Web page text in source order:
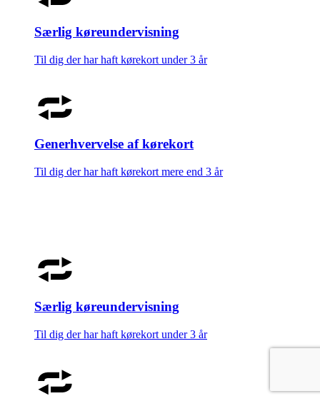
Særlig køreundervisning
Til dig der har haft kørekort under 3 år
Generhvervelse af kørekort
Til dig der har haft kørekort mere end 3 år
Særlig køreundervisning
Til dig der har haft kørekort under 3 år